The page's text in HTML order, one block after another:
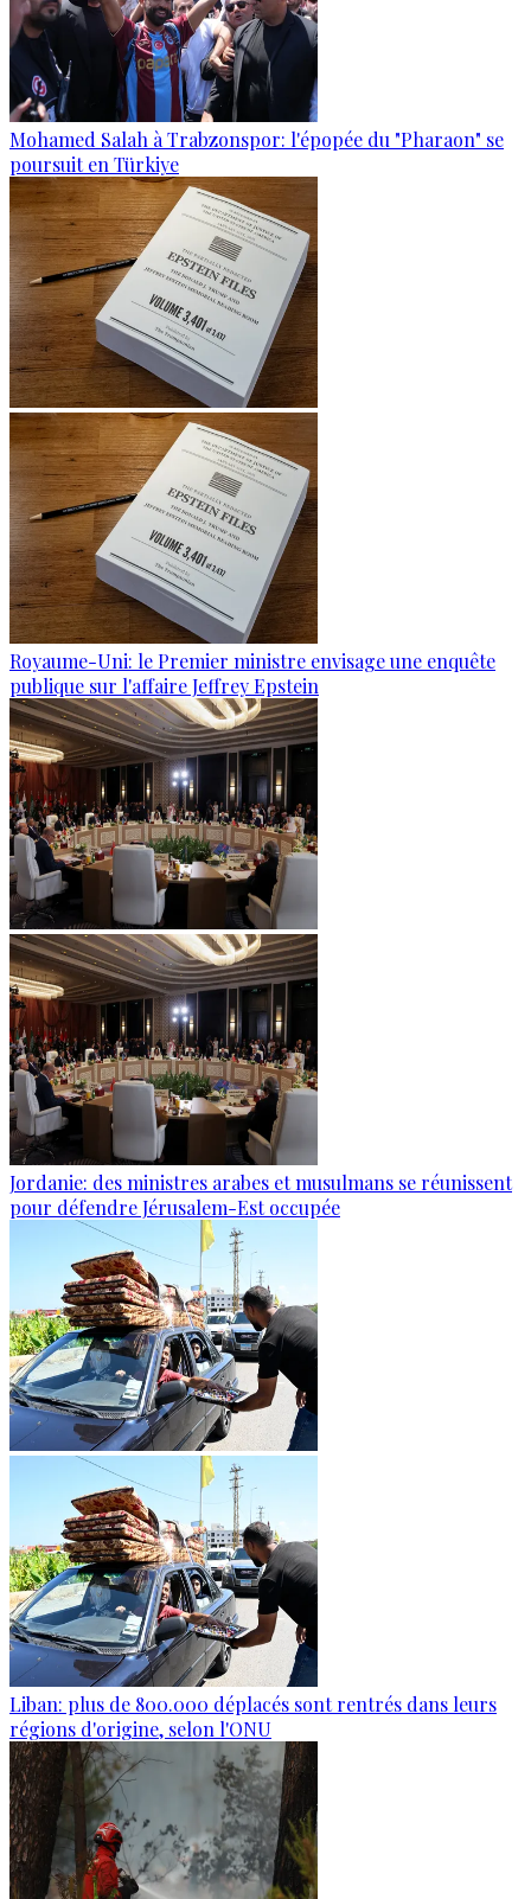
Mohamed Salah à Trabzonspor: l'épopée du "Pharaon" se
poursuit en Türkiye
Royaume-Uni: le Premier ministre envisage une enquête
publique sur l'affaire Jeffrey Epstein
Jordanie: des ministres arabes et musulmans se réunissent
pour défendre Jérusalem-Est occupée
Liban: plus de 800.000 déplacés sont rentrés dans leurs
régions d'origine, selon l'ONU